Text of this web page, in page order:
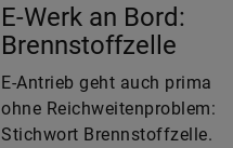
E-Werk an Bord:
Brennstoffzelle
E-Antrieb geht auch prima
ohne Reichweitenproblem:
Stichwort Brennstoffzelle.